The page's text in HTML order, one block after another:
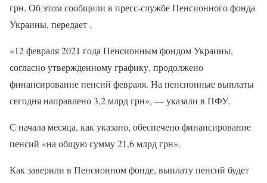
грн. Об этом сообщили в пресс-службе Пенсионного фонда
Украины, передает .
«12 февраля 2021 года Пенсионным фондом Украины,
согласно утвержденному графику, продолжено
финансирование пенсий февраля. На пенсионные выплаты
сегодня направлено 3,2 млрд грн», — указали в ПФУ.
С начала месяца, как указано, обеспечено финансирование
пенсий «на общую сумму 21,6 млрд грн».
Как заверили в Пенсионном фонде, выплату пенсий будет